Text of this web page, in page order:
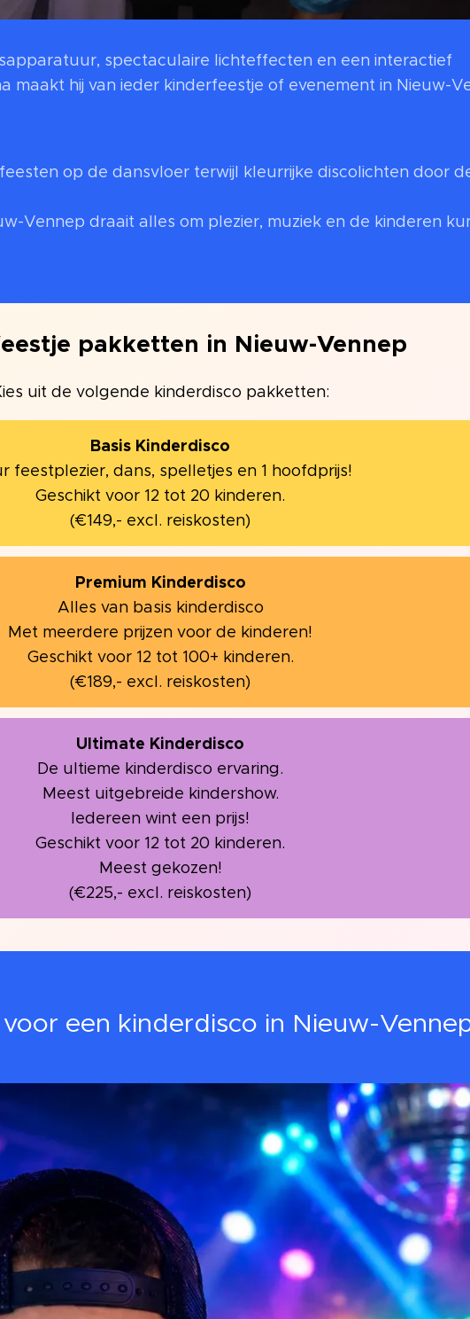
spectaculaire lichteffecten en een interactief
maakt hij van ieder kinderfeestje of evenement in Nieuw-
op de dansvloer terwijl kleurrijke discolichten door
Vennep draait alles om plezier, muziek en de kinderen
pakketten in Nieuw-Vennep
uit de volgende kinderdisco pakketten:
Basis Kinderdisco
feestplezier, dans, spelletjes en 1 hoofdprijs!
Geschikt voor 12 tot 20 kinderen.
(€149,- excl. reiskosten)
Premium Kinderdisco
Alles van basis kinderdisco
Met meerdere prijzen voor de kinderen!
Geschikt voor 12 tot 100+ kinderen.
(€189,- excl. reiskosten)
Ultimate Kinderdisco
De ultieme kinderdisco ervaring.
Meest uitgebreide kindershow.
Iedereen wint een prijs!
Geschikt voor 12 tot 20 kinderen.
Meest gekozen!
(€225,- excl. reiskosten)
een kinderdisco in Nieuw-